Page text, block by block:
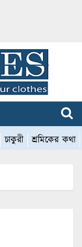
চাকুরী শ্রমিকের কথা